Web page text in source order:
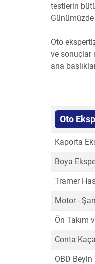
testlerin
Oto
ve sonuçlar
ana
Oto
Kaporta
Boya
Tramer
Motor -
Ön Takım
Conta
OBD Beyin